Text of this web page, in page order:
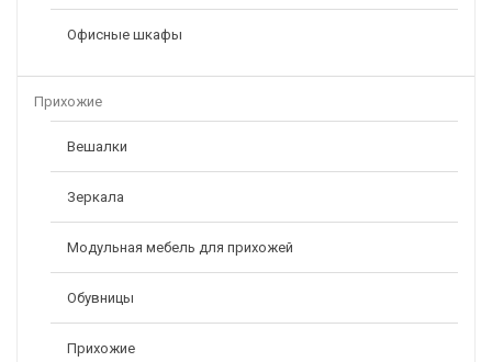
Офисные шкафы
Прихожие
Вешалки
Зеркала
Модульная мебель для прихожей
Обувницы
Прихожие